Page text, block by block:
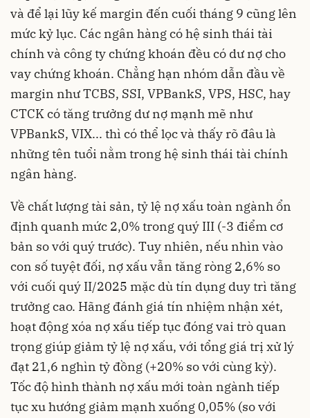
và để lại lũy kế margin đến cuối tháng 9 cũng lên
mức kỷ lục. Các ngân hàng có hệ sinh thái tài
chính và công ty chứng khoán đều có dư nợ cho
vay chứng khoán. Chẳng hạn nhóm dẫn đầu về
margin như TCBS, SSI, VPBankS, VPS, HSC, hay
CTCK có tăng trưởng dư nợ mạnh mẽ như
VPBankS, VIX... thì có thể lọc và thấy rõ đâu là
những tên tuổi nằm trong hệ sinh thái tài chính
ngân hàng.
Về chất lượng tài sản, tỷ lệ nợ xấu toàn ngành ổn
định quanh mức 2,0% trong quý III (-3 điểm cơ
bản so với quý trước). Tuy nhiên, nếu nhìn vào
con số tuyệt đối, nợ xấu vẫn tăng ròng 2,6% so
với cuối quý II/2025 mặc dù tín dụng duy trì tăng
trưởng cao. Hãng đánh giá tín nhiệm nhận xét,
hoạt động xóa nợ xấu tiếp tục đóng vai trò quan
trọng giúp giảm tỷ lệ nợ xấu, với tổng giá trị xử lý
đạt 21,6 nghìn tỷ đồng (+20% so với cùng kỳ).
Tốc độ hình thành nợ xấu mới toàn ngành tiếp
tục xu hướng giảm mạnh xuống 0,05% (so với